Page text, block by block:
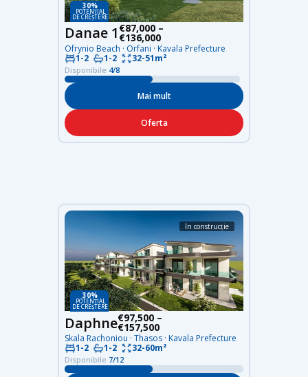
30%
DE CREȘTERE
POTENȚIAL
Danae 1 €87,000 –
€136,000
Ofrynio Beach · Orfani · Kavala Prefecture
1-2
1-2 32-51m²
Disponibile 4/8
Mai mult
Oferta
30%
DE CREȘTERE
POTENȚIAL
în construcție
Daphne€97,500 –
€157,500
Skala Rachoniou · Thasos · Kavala Prefecture
1-2
1-2 32-60m²
Disponibile 7/12